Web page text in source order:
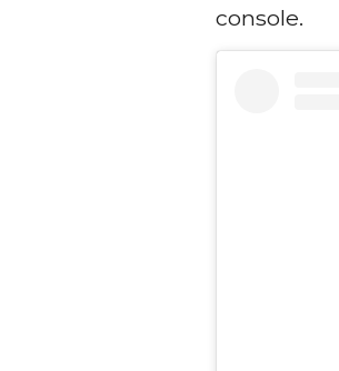
console.